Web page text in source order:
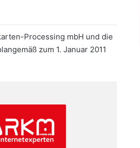
Processing mbH und die
zum 1. Januar 2011